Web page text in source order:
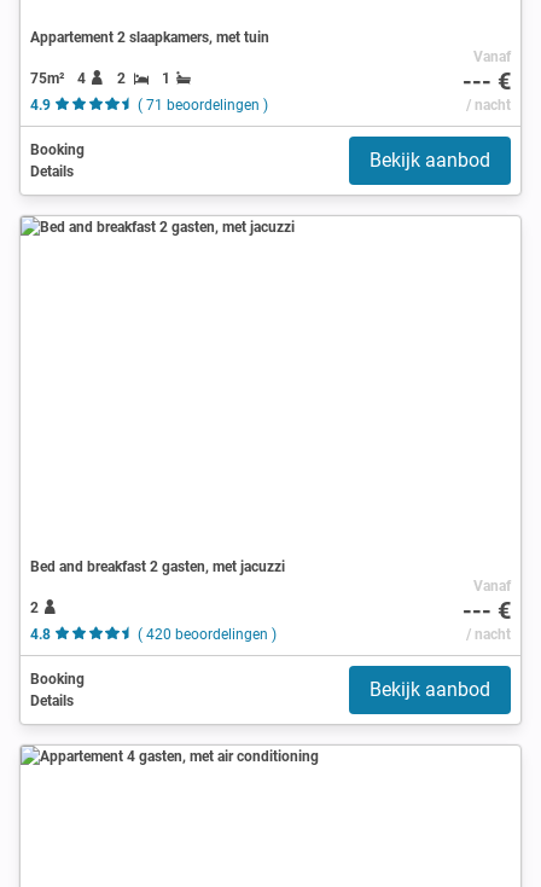
Appartement 2 slaapkamers, met tuin
75m² 4 2
1
4.9
( 71 beoordelingen )
Vanaf
--- €
/ nacht
Booking
Details
Bekijk aanbod
Bed and breakfast 2 gasten, met jacuzzi
2
4.8
( 420 beoordelingen )
Vanaf
--- €
/ nacht
Booking
Details
Bekijk aanbod